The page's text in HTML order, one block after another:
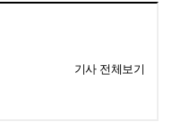
기사 전체보기